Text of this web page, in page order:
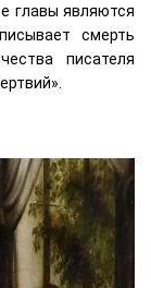
главы являются
смерть
писателя